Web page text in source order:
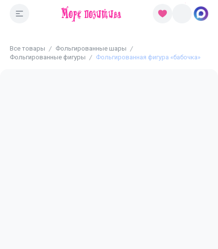
Все товары
Фольгированные шары
Фольгированные фигуры
Фольгированная фигура «бабочка»